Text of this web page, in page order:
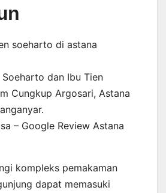
dan Ibu Tien
Cungkup Argosari, Astana
– Google Review Astana
kompleks pemakaman
dapat memasuki